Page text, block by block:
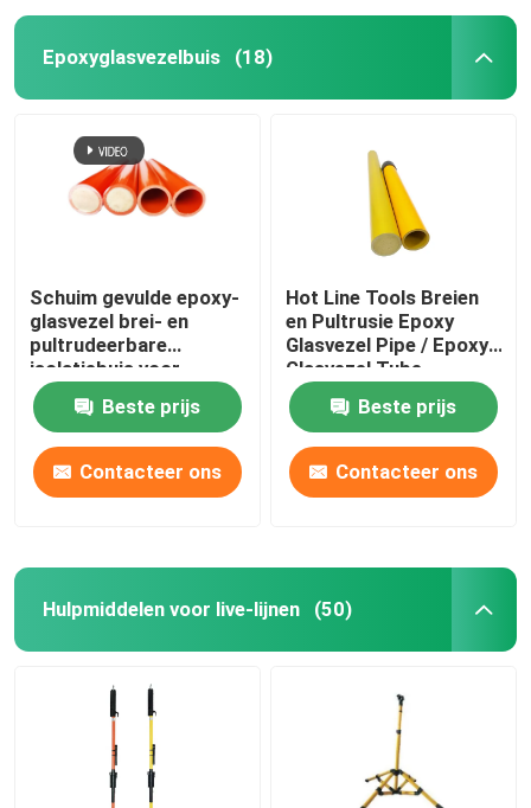
Epoxyglasvezelbuis (18)
Schuim gevulde epoxy-
glasvezel brei- en
pultrudeerbare
isolatiebuis voor
warmlijnwerktuigen
Beste prijs
Contacteer ons
Hot Line Tools Breien
en Pultrusie Epoxy
Glasvezel Pipe / Epoxy
Glasvezel Tube
Beste prijs
Contacteer ons
Hulpmiddelen voor live-lijnen (50)